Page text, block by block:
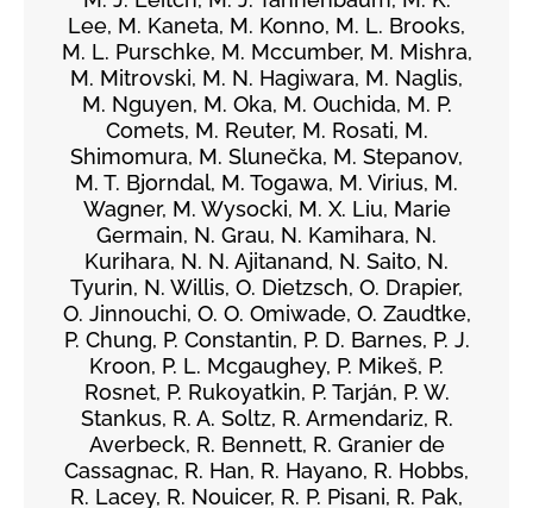
Lee, M. Kaneta, M. Konno, M. L. Brooks,
M. L. Purschke, M. Mccumber, M. Mishra,
M. Mitrovski, M. N. Hagiwara, M. Naglis,
M. Nguyen, M. Oka, M. Ouchida, M. P.
Comets, M. Reuter, M. Rosati, M.
Shimomura, M. Slunečka, M. Stepanov,
M. T. Bjorndal, M. Togawa, M. Virius, M.
Wagner, M. Wysocki, M. X. Liu, Marie
Germain, N. Grau, N. Kamihara, N.
Kurihara, N. N. Ajitanand, N. Saito, N.
Tyurin, N. Willis, O. Dietzsch, O. Drapier,
O. Jinnouchi, O. O. Omiwade, O. Zaudtke,
P. Chung, P. Constantin, P. D. Barnes, P. J.
Kroon, P. L. Mcgaughey, P. Mikeš, P.
Rosnet, P. Rukoyatkin, P. Tarján, P. W.
Stankus, R. A. Soltz, R. Armendariz, R.
Averbeck, R. Bennett, R. Granier de
Cassagnac, R. Han, R. Hayano, R. Hobbs,
R. Lacey, R. Nouicer, R. P. Pisani, R. Pak,